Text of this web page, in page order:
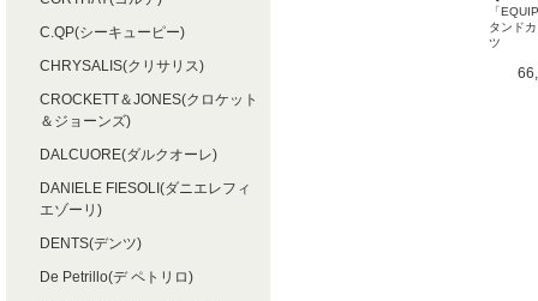
「
タンド
ツ
C.QP(シーキューピー)
CHRYSALIS(クリサリス)
CROCKETT＆JONES(クロケット
＆ジョーンズ)
DALCUORE(ダルクオーレ)
DANIELE FIESOLI(ダニエレフィ
エゾーリ)
DENTS(デンツ)
De Petrillo(デ ペトリロ)